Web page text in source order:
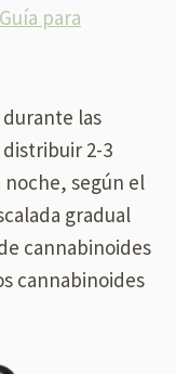
Guía para
durante las
distribuir 2-3
según el
gradual
cannabinoides
cannabinoides